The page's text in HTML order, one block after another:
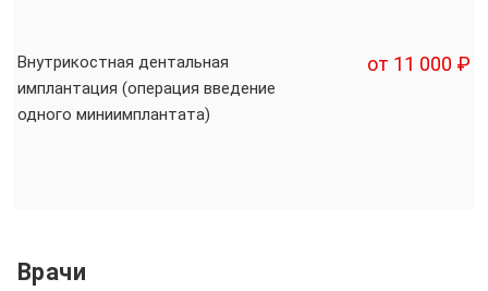
Внутрикостная дентальная
имплантация (операция введение
одного миниимплантата)
от 11 000 ₽
Врачи